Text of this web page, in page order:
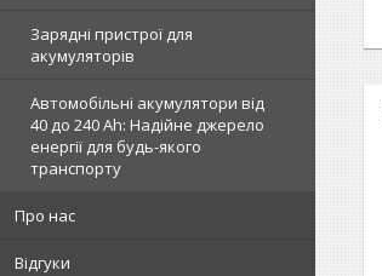
Зарядні пристрої для
акумуляторів
Автомобільні акумулятори від
40 до 240 Ah: Надійне джерело
енергії для будь-якого
транспорту
Про нас
Відгуки